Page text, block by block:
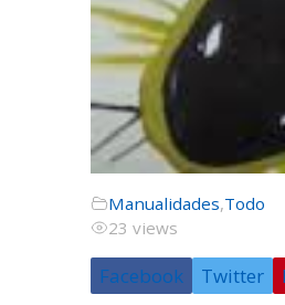
Manualidades,Todo
23 views
Facebook Twitter